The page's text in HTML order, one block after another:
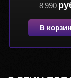
8 990
В